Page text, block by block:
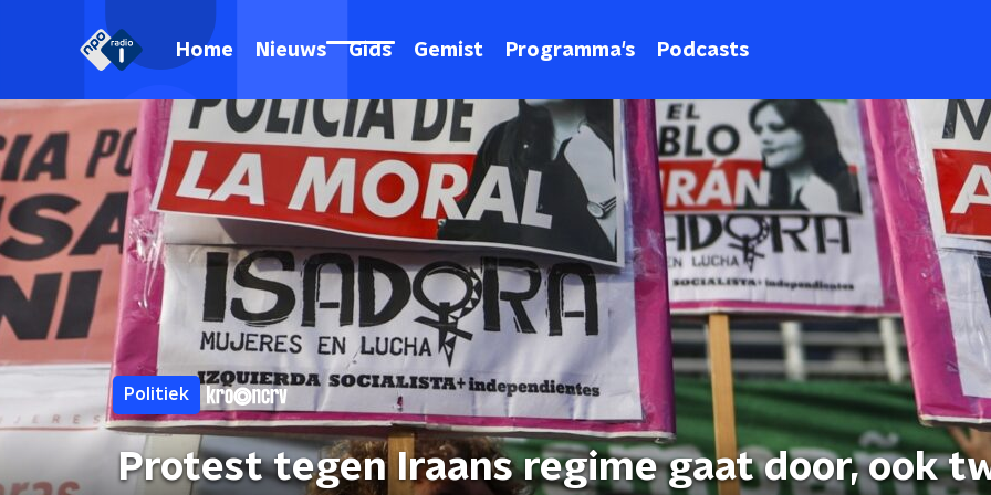
Home Nieuws Gids Gemist Programma's Podcasts
Politiek
Protest tegen Iraans regime gaat door, ook